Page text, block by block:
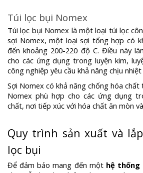
Túi lọc bụi Nomex
Túi lọc bụi Nomex là một loại túi lọc
sợi Nomex, một loại sợi tổng hợp có
đến khoảng 200-220 độ C. Điều này
cho các ứng dụng trong luyện kim,
công nghiệp yêu cầu khả năng chịu
Sợi Nomex có khả năng chống hóa
Nomex phù hợp cho các ứng dụng
chất, nơi tiếp xúc với hóa chất ăn mòn
Quy trình sản xuất và
lọc bụi
Để đảm bảo mang đến một hệ thống